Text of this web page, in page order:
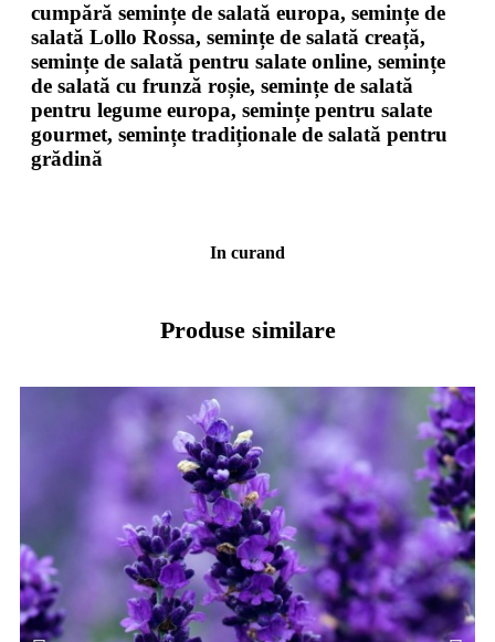
cumpără semințe de salată europa, semințe de
salată Lollo Rossa, semințe de salată creață,
semințe de salată pentru salate online, semințe
de salată cu frunză roșie, semințe de salată
pentru legume europa, semințe pentru salate
gourmet, semințe tradiționale de salată pentru
grădină
In curand
Produse similare